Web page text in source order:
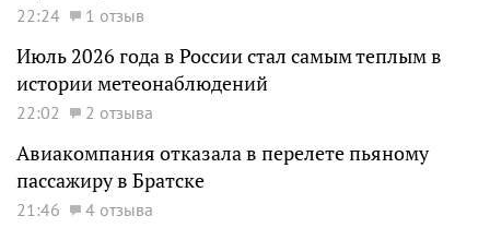
22:24 1 отзыв
Июль 2026 года в России стал самым теплым в
истории метеонаблюдений
22:02 2 отзыва
Авиакомпания отказала в перелете пьяному
пассажиру в Братске
21:46
4 отзыва